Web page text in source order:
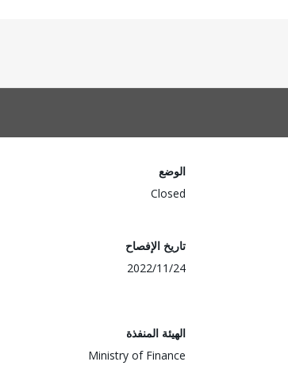
الوضع
Closed
تاريخ الإفصاح
2022/11/24
الهيئة المنفذة
Ministry of Finance